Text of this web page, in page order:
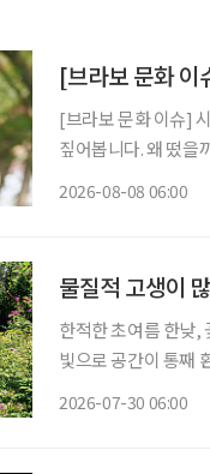
[브라보 문화 이
[브라보 문화 이슈]
짚어봅니다. 왜 떴을까? 유방암 투병을 겪고 지난해 방송에 복귀한 개그우먼 박미선이 더욱
2026-08-08 06:00
물질적 고생이
한적한 초여름 한낮,
빛으로 공간이 통째
2026-07-30 06:00